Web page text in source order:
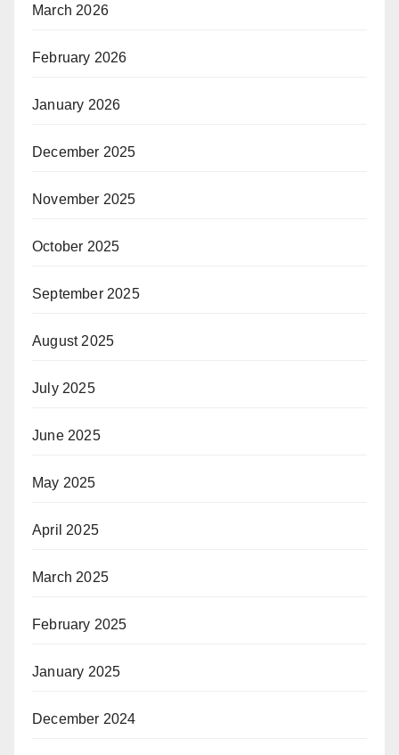
March 2026
February 2026
January 2026
December 2025
November 2025
October 2025
September 2025
August 2025
July 2025
June 2025
May 2025
April 2025
March 2025
February 2025
January 2025
December 2024